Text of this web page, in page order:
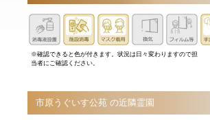
※確認できると色が付きます。状況は日々変わりますので担
当者にご確認ください。
市原うぐいす公苑 の近隣霊園